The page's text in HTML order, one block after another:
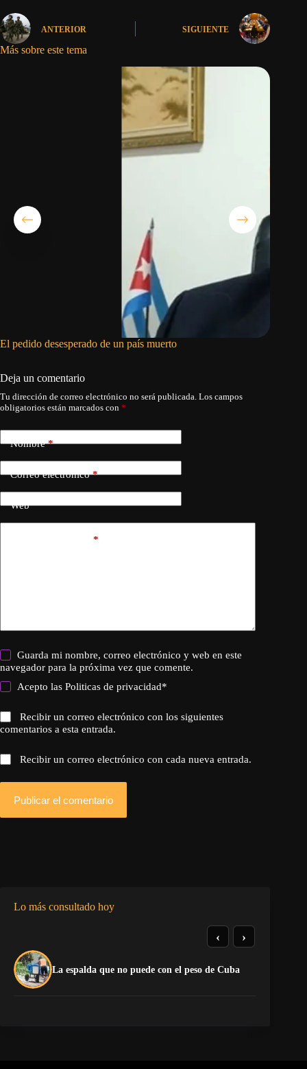
ANTERIOR SIGUIENTE
Más sobre este tema
El pedido desesperado de un país muerto
Deja un comentario
Tu dirección de correo electrónico no será publicada. Los campos
obligatorios están marcados con *
Nombre*
Correo electrónico*
Web
*
Guarda mi nombre, correo electrónico y web en este
navegador para la próxima vez que comente.
Acepto lasPoliticas de privacidad*
Recibir un correo electrónico con los siguientes
comentarios a esta entrada.
Recibir un correo electrónico con cada nueva entrada.
Publicar el comentario
Lo más consultado hoy
La espalda que no puede con el peso de Cuba
‹ ›